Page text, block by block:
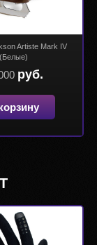
Artiste Mark IV
(Белые)
руб.